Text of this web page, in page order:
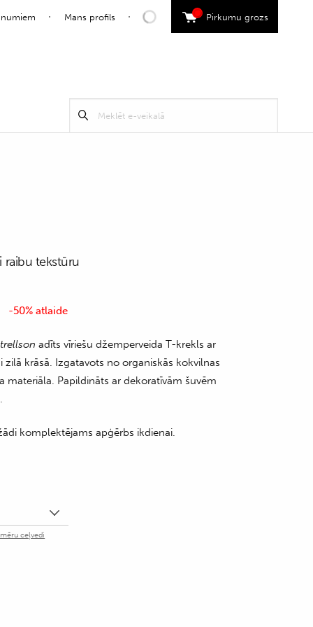
Mans profils Pirkumu grozs
0
Meklēt
raibu tekstūru
-50% atlaide
adīts vīriešu džemperveida T-krekls ar
zilā krāsā. Izgatavots no organiskās kokvilnas
materiāla. Papildināts ar dekoratīvām šuvēm
komplektējams apģērbs ikdienai.
ceļvedi